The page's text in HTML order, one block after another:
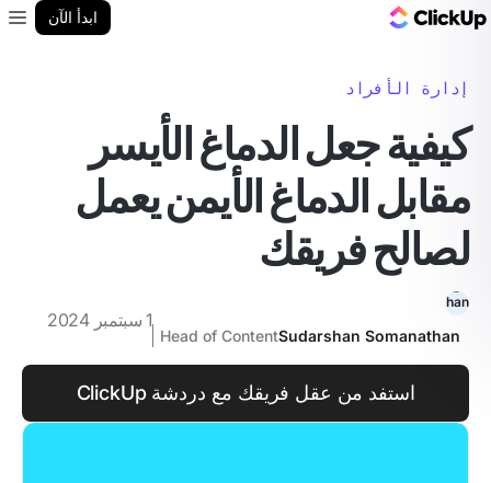
ابدأ الآن
إدارة الأفراد
كيفية جعل الدماغ الأيسر
مقابل الدماغ الأيمن يعمل
لصالح فريقك
Sudarshan Somanathan
Head of Content
1 سبتمبر 2024
استفد من عقل فريقك مع دردشة ClickUp